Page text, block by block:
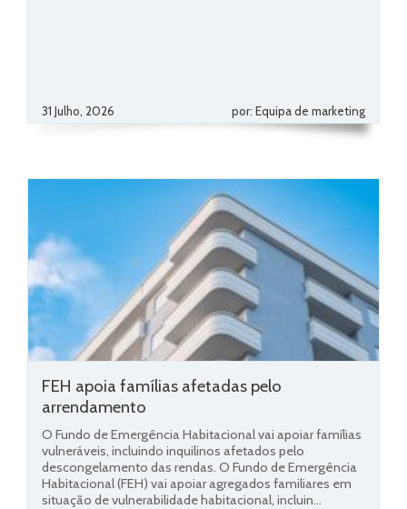
31 Julho, 2026 por: Equipa de marketing
FEH apoia famílias afetadas pelo
arrendamento
O Fundo de Emergência Habitacional vai apoiar famílias
vulneráveis, incluindo inquilinos afetados pelo
descongelamento das rendas. O Fundo de Emergência
Habitacional (FEH) vai apoiar agregados familiares em
situação de vulnerabilidade habitacional, incluin...